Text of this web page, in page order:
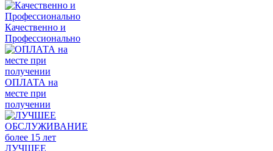
Качественно и
Профессионально
ОПЛАТА на
месте при
получении
ЛУЧШЕЕ